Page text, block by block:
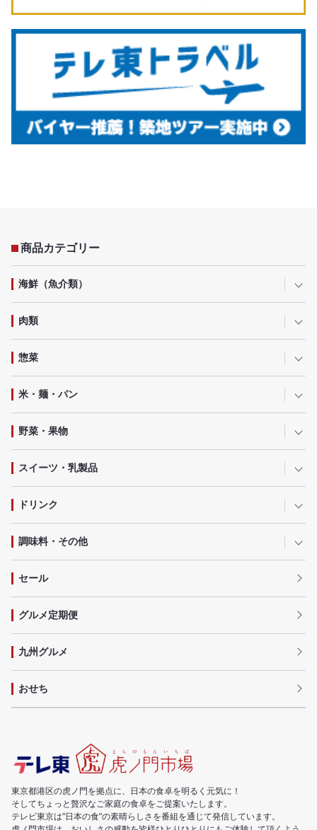
商品カテゴリー
海鮮（魚介類）
肉類
惣菜
米・麺・パン
野菜・果物
スイーツ・乳製品
ドリンク
調味料・その他
セール
グルメ定期便
九州グルメ
おせち
東京都港区の虎ノ門を拠点に、日本の食卓を明るく元気に！
そしてちょっと贅沢なご家庭の食卓をご提案いたします。
テレビ東京は"日本の食"の素晴らしさを番組を通じて発信しています。